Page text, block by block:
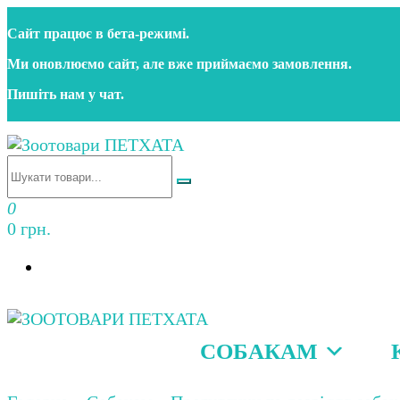
до
контенту
Сайт працює в бета‑режимі.
Ми оновлюємо сайт, але вже приймаємо замовлення.
Пишіть нам у чат.
Зоотовари ПЕТХАТА
Зоомагазин для собак та котів | Корм, іграшки,
0
0 грн.
Зоомагазин для собак та котів | Корм, іграшки,
СОБАКАМ